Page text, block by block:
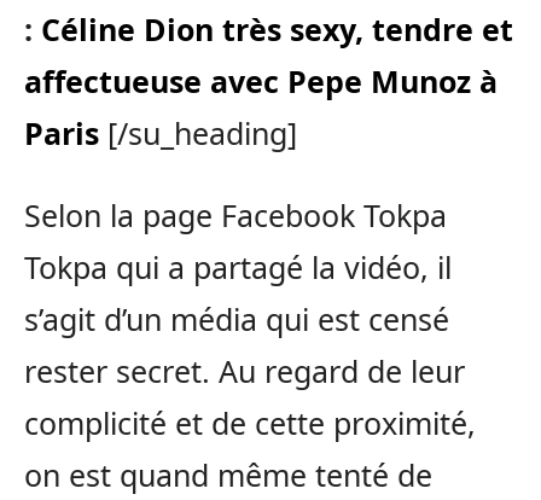
: Céline Dion très sexy, tendre et
affectueuse avec Pepe Munoz à
Paris [/su_heading]
Selon la page Facebook Tokpa
Tokpa qui a partagé la vidéo, il
s’agit d’un média qui est censé
rester secret. Au regard de leur
complicité et de cette proximité,
on est quand même tenté de